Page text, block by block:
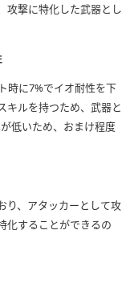
攻撃に特化した武器とし
時に7%でイオ耐性を下
キルを持つため、武器と
低いため、おまけ程度
り、アタッカーとして攻
化することができるの